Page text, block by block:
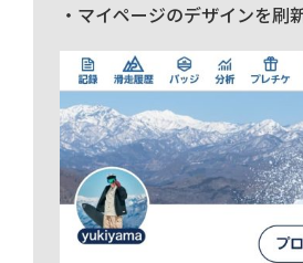
・マイページのデザインを刷